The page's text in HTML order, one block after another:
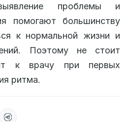
проблемы и
помогают большинству
к нормальной жизни и
Поэтому не стоит
к врачу при первых
ритма.